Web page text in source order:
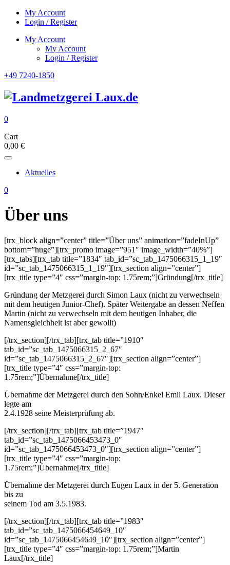
My Account
Login / Register
My Account
My Account
Login / Register
+49 7240-1850
0
Cart
0,00 €
Aktuelles
0
Über uns
[trx_block align=”center” title=”Über uns” animation=”fadeInUp”
bottom=”huge”][trx_promo image=”951″ image_width=”40%”]
[trx_tabs][trx_tab title=”1834″ tab_id=”sc_tab_1475066315_1_19″
id=”sc_tab_1475066315_1_19″][trx_section align=”center”]
[trx_title type=”4″ css=”margin-top: 1.75rem;”]Gründung[/trx_title]
Gründung der Metzgerei durch Simon Laux (nicht zu verwechseln
mit dem heutigen Junior-Chef). Später Weitergabe an dessen Neffen
Martin (nicht zu verwechseln mit dem heutigen Inhaber, die
Namensgleichheit ist aber gewollt)
[/trx_section][/trx_tab][trx_tab title=”1910″
tab_id=”sc_tab_1475066315_2_67″
id=”sc_tab_1475066315_2_67″][trx_section align=”center”]
[trx_title type=”4″ css=”margin-top:
1.75rem;”]Übernahme[/trx_title]
Übernahme der Metzgerei durch den Sohn/Enkel Emil Laux. Dieser
legte am
2.4.1928 seine Meisterprüfung ab.
[/trx_section][/trx_tab][trx_tab title=”1947″
tab_id=”sc_tab_1475066453473_0″
id=”sc_tab_1475066453473_0″][trx_section align=”center”]
[trx_title type=”4″ css=”margin-top:
1.75rem;”]Übernahme[/trx_title]
Übernahme der Metzgerei durch Eugen Laux in der 5. Generation
bis zu
seinem Tod am 3.5.1983.
[/trx_section][/trx_tab][trx_tab title=”1983″
tab_id=”sc_tab_1475066454649_10″
id=”sc_tab_1475066454649_10″][trx_section align=”center”]
[trx_title type=”4″ css=”margin-top: 1.75rem;”]Martin
Laux[/trx_title]